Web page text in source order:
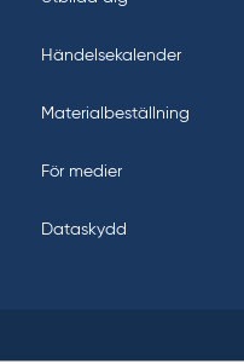
Händelsekalender
Materialbeställning
För medier
Dataskydd